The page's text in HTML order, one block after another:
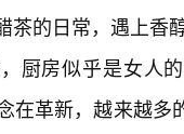
茶的日常，遇上香
厨房似乎是女人
在革新，越来越